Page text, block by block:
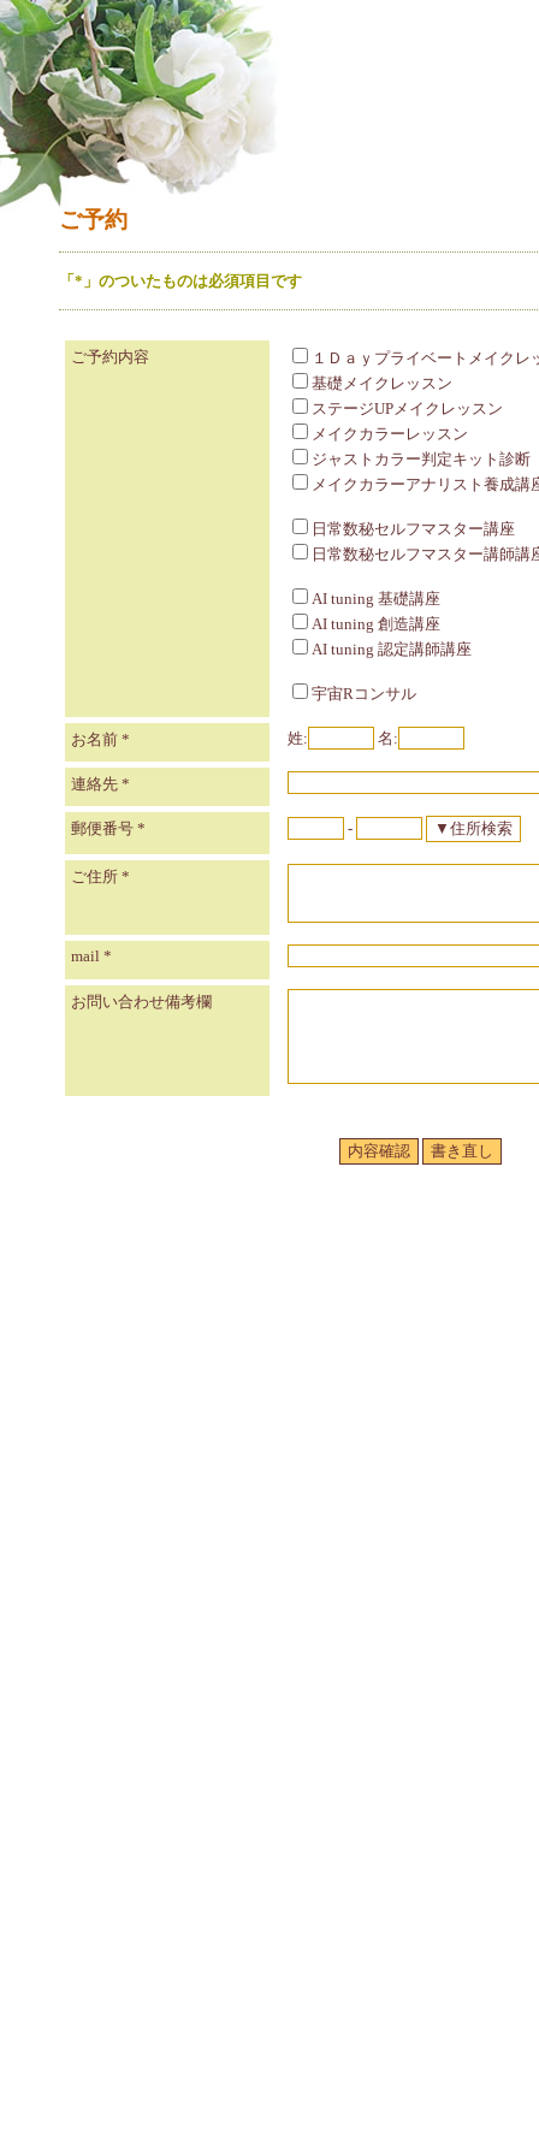
ご予約
「*」のついたものは必須項目です
ご予約内容
１Ｄａｙプライベートメイクレ
基礎メイクレッスン
ステージUPメイクレッスン
メイクカラーレッスン
ジャストカラー判定キット診断
メイクカラーアナリスト養成講
日常数秘セルフマスター講座
日常数秘セルフマスター講師講
AI tuning 基礎講座
AI tuning 創造講座
AI tuning 認定講師講座
宇宙Rコンサル
お名前 * 姓: 名:
連絡先 *
郵便番号 * -
ご住所 *
mail *
お問い合わせ備考欄